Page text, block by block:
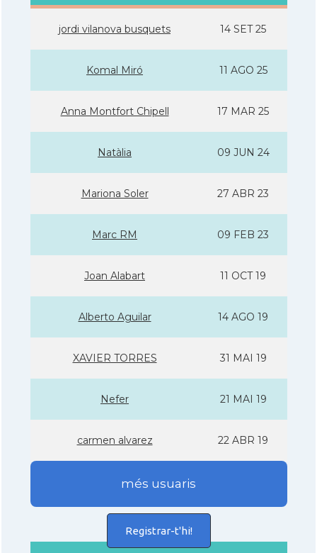
jordi vilanova busquets 14 SET 25
Komal Miró 11 AGO 25
Anna Montfort Chipell 17 MAR 25
Natàlia 09 JUN 24
Mariona Soler 27 ABR 23
Marc RM 09 FEB 23
Joan Alabart 11 OCT 19
Alberto Aguilar 14 AGO 19
XAVIER TORRES 31 MAI 19
Nefer 21 MAI 19
carmen alvarez 22 ABR 19
més usuaris
Registrar-t'hi!